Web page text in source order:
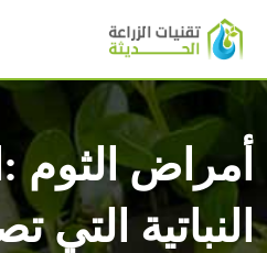
أمراض الثوم
النباتية التي